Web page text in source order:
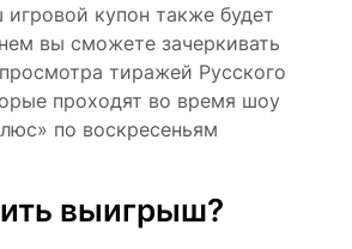
купон также будет
вы сможете зачеркивать
тиражей Русского
проходят во время шоу
по воскресеньям
выигрыш?